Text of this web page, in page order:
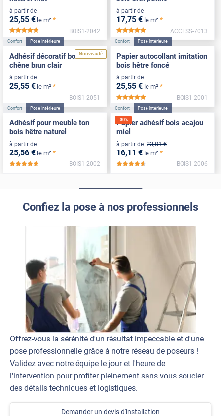
à partir de
25,55 € le m² *
*****
BOIS1-2042
à partir de
17,75 € le m² *
ACCESS-7013
Nouveauté
Confort Pose Intérieure
Adhésif décoratif bois effet
chêne brun clair
à partir de
25,55 € le m² *
BOIS1-2051
Confort Pose Intérieure
Papier autocollant imitation
bois hêtre foncé
à partir de
25,55 € le m² *
BOIS1-2001
Confort Pose Intérieure
Adhésif pour meuble ton
bois hêtre naturel
à partir de
25,56 € le m² *
*****
BOIS1-2002
-30%
Confort Pose Intérieure
Papier adhésif bois acajou
miel
à partir de 23,01 €
16,11 € le m² *
*****
BOIS1-2006
Confiez la pose à nos professionnels
Offrez-vous la sérénité d'un résultat impeccable et d'une
pose professionnelle grâce à notre réseau de poseurs !
Validez avec notre équipe le jour et l'heure de
l'intervention pour profiter pleinement sans vous soucier
des détails techniques et logistiques.
Demander un devis d'installation